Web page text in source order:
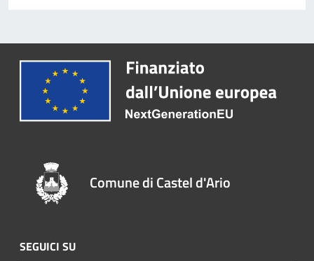
Comune di Castel d'Ario
SEGUICI SU